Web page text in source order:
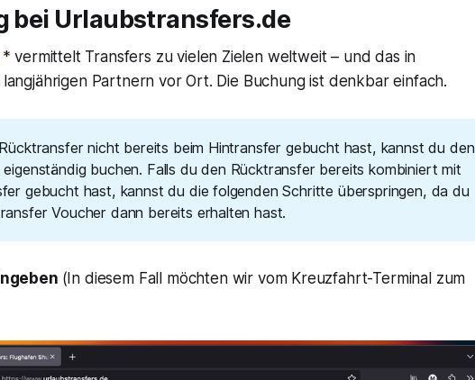
bei Urlaubstransfers.de
* vermittelt Transfers zu vielen Zielen weltweit – und das in
Partnern vor Ort. Die Buchung ist denkbar einfach.
nicht bereits beim Hintransfer gebucht hast, kannst du den
buchen. Falls du den Rücktransfer bereits kombiniert mit
gebucht hast, kannst du die folgenden Schritte überspringen, da du
Voucher dann bereits erhalten hast.
(In diesem Fall möchten wir vom Kreuzfahrt-Terminal zum